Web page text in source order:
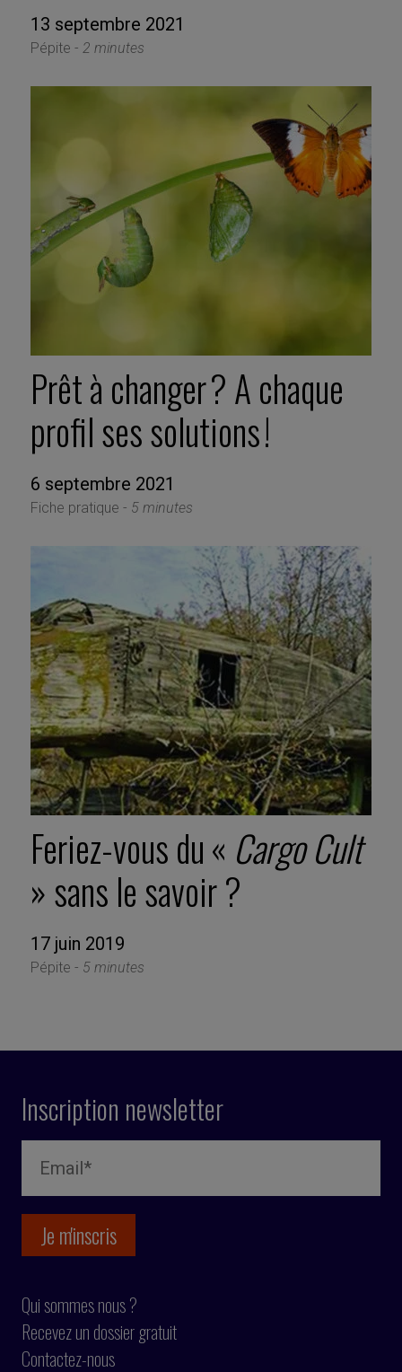
13 septembre 2021
Pépite - 2 minutes
Prêt à changer ? A chaque
profil ses solutions !
6 septembre 2021
Fiche pratique - 5 minutes
Feriez-vous du « Cargo Cult
» sans le savoir ?
17 juin 2019
Pépite - 5 minutes
Inscription newsletter
Qui sommes nous ?
Recevez un dossier gratuit
Contactez-nous